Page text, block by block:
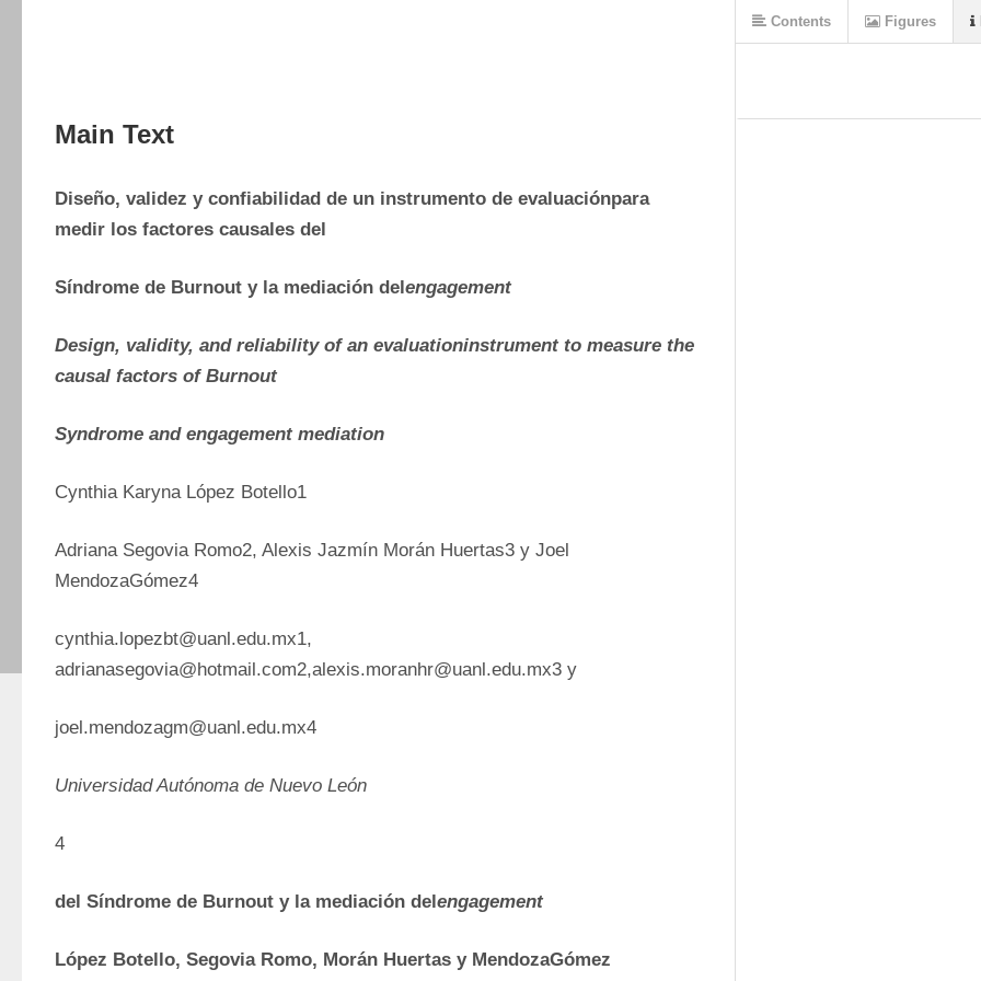
Main Text
Diseño, validez y confiabilidad de un instrumento de evaluaciónpara
medir los factores causales del
Síndrome de Burnout y la mediación delengagement
Design, validity, and reliability of an evaluationinstrument to measure the
causal factors of Burnout
Syndrome and engagement mediation
Cynthia Karyna López Botello1
Adriana Segovia Romo2, Alexis Jazmín Morán Huertas3 y Joel
MendozaGómez4
cynthia.lopezbt@uanl.edu.mx1,
adrianasegovia@hotmail.com2,alexis.moranhr@uanl.edu.mx3 y
joel.mendozagm@uanl.edu.mx4
Universidad Autónoma de Nuevo León
4
del Síndrome de Burnout y la mediación delengagement
López Botello, Segovia Romo, Morán Huertas y MendozaGómez
Contents Figures